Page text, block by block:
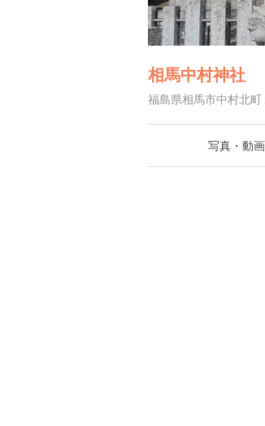
相馬中村神社
福島県相馬市中村北町
写真・動画